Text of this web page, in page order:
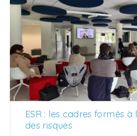
ESR : les cadres formés
des risques